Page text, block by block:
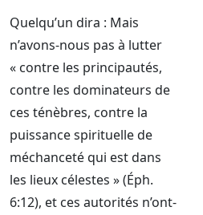
Quelqu’un dira : Mais
n’avons-nous pas à lutter
« contre les principautés,
contre les dominateurs de
ces ténèbres, contre la
puissance spirituelle de
méchanceté qui est dans
les lieux célestes » (Éph.
6:12), et ces autorités n’ont-